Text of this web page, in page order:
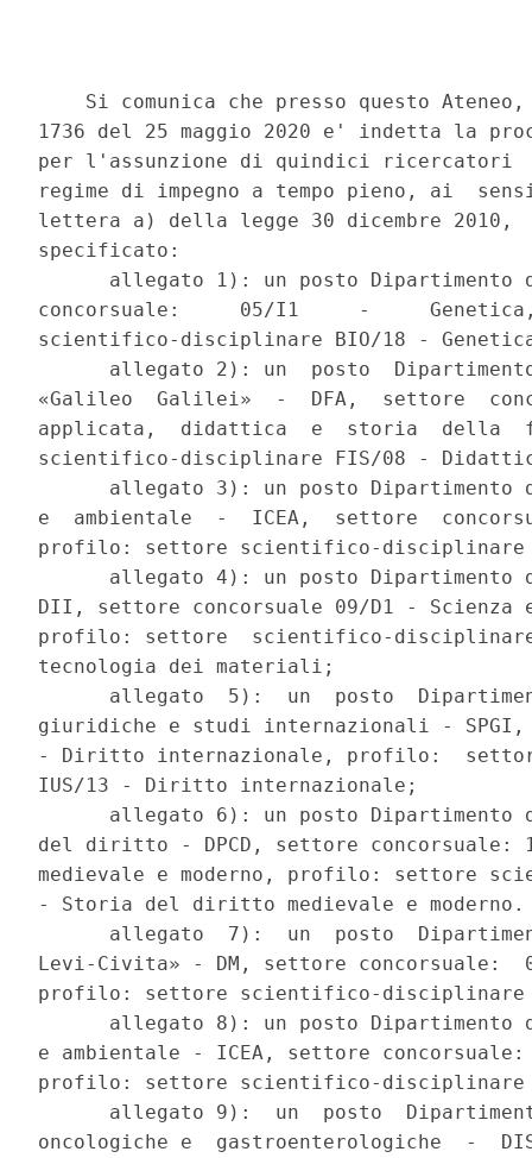
Si comunica che presso questo
1736 del 25 maggio 2020 e' indetta la
per l'assunzione di quindici ricercatori
regime di impegno a tempo pieno, ai
lettera a) della legge 30 dicembre
specificato:
allegato 1): un posto Dipartimento
concorsuale:     05/I1     -
scientifico-disciplinare BIO/18 -
allegato 2): un  posto
«Galileo  Galilei»  -  DFA,  settore
applicata,  didattica  e  storia  della
scientifico-disciplinare FIS/08 -
allegato 3): un posto Dipartimento
e  ambientale  -  ICEA,  settore
profilo: settore scientifico-disciplinare
allegato 4): un posto Dipartimento
DII, settore concorsuale 09/D1 -
profilo: settore  scientifico-disciplinare
tecnologia dei materiali;
allegato  5):  un  posto
giuridiche e studi internazionali - SPGI,
- Diritto internazionale, profilo:
IUS/13 - Diritto internazionale;
allegato 6): un posto Dipartimento
del diritto - DPCD, settore
medievale e moderno, profilo: settore
- Storia del diritto medievale e
allegato  7):  un  posto
Levi-Civita» - DM, settore concorsuale:
profilo: settore scientifico-disciplinare
allegato 8): un posto Dipartimento
e ambientale - ICEA, settore
profilo: settore scientifico-disciplinare
allegato 9):  un  posto
oncologiche e  gastroenterologiche  -